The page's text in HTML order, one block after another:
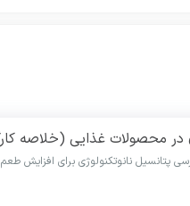
در محصولات غذایی (خلاصه
پتانسیل نانوتکنولوژی برای افزایش